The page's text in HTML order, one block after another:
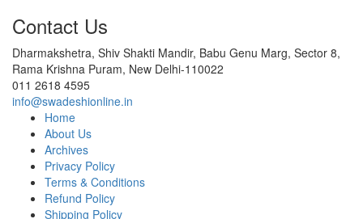
Contact Us
Dharmakshetra, Shiv Shakti Mandir, Babu Genu Marg, Sector 8,
Rama Krishna Puram, New Delhi-110022
011 2618 4595
info@swadeshionline.in
Home
About Us
Archives
Privacy Policy
Terms & Conditions
Refund Policy
Shipping Policy